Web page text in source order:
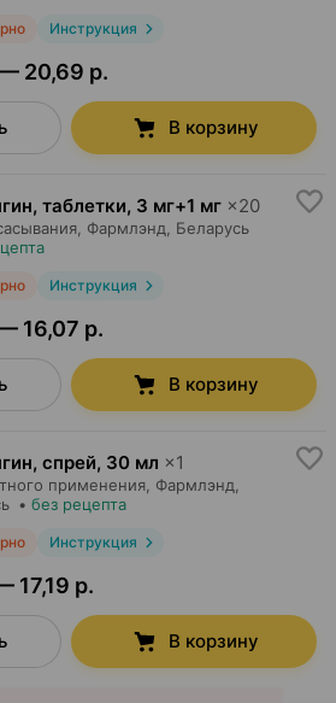
Инструкция
20,69 р.
В корзину
таблетки, 3 мг+1 мг ×20
Фармлэнд , Беларусь
Инструкция
16,07 р.
В корзину
спрей, 30 мл ×1
применения, Фармлэнд
• без рецепта
Инструкция
17,19 р.
В корзину